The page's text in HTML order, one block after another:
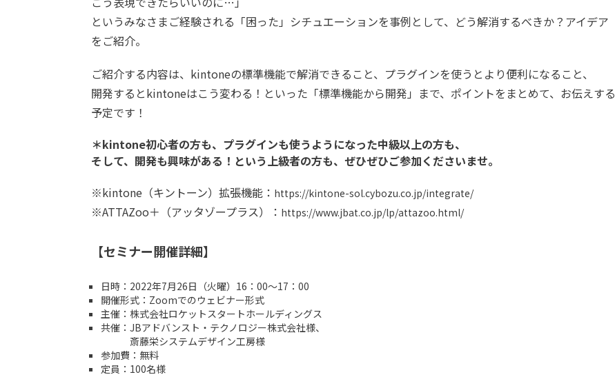
というみなさまご経験される「困った」シチュエーションを事例として、どう解消するべきか？アイデア
をご紹介。
ご紹介する内容は、kintoneの標準機能で解消できること、プラグインを使うとより便利になること、
開発するとkintoneはこう変わる！といった「標準機能から開発」まで、ポイントをまとめて、お伝えする
予定です！
＊kintone初心者の方も、プラグインも使うようになった中級以上の方も、
そして、開発も興味がある！という上級者の方も、ぜひぜひご参加くださいませ。
※kintone（キントーン）拡張機能： https://kintone-sol.cybozu.co.jp/integrate/
※ATTAZoo＋（アッタゾープラス）： https://www.jbat.co.jp/lp/attazoo.html/
【セミナー開催詳細】
日時：2022年7月26日（火曜）16：00〜17：00
開催形式：Zoomでのウェビナー形式
主催：株式会社ロケットスタートホールディングス
共催：JBアドバンスト・テクノロジー株式会社様、
斎藤栄システムデザイン工房様
参加費：無料
定員：100名様